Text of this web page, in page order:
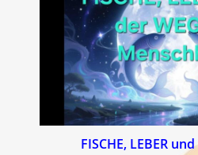
FISCHE, LEBER